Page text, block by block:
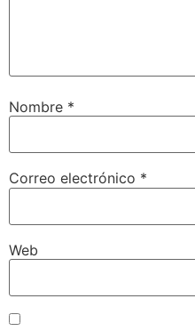
Nombre *
Correo electrónico *
Web